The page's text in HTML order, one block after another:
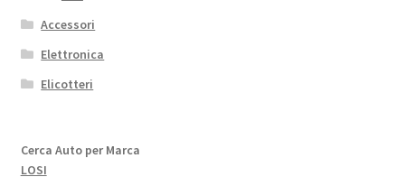
Accessori
Elettronica
Elicotteri
Cerca Auto per Marca
LOSI